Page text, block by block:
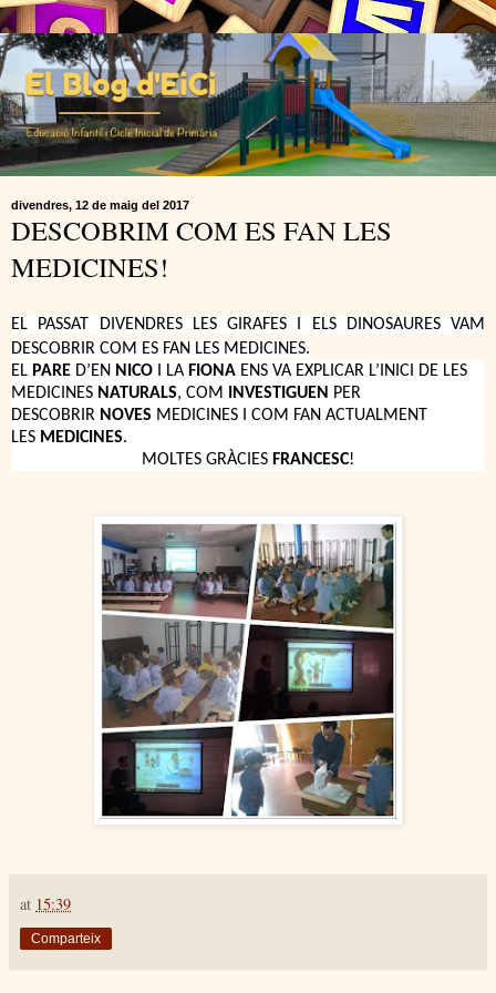
divendres, 12 de maig del 2017
DESCOBRIM COM ES FAN LES
MEDICINES!
EL PASSAT DIVENDRES LES GIRAFES I ELS DINOSAURES VAM
DESCOBRIR COM ES FAN LES MEDICINES.
EL PARE D’EN NICO I LA FIONA ENS VA EXPLICAR L’INICI DE LES
MEDICINES NATURALS, COM INVESTIGUEN PER
DESCOBRIR NOVES MEDICINES I COM FAN ACTUALMENT
LES MEDICINES.
MOLTES GRÀCIES FRANCESC!
at 15:39
Comparteix